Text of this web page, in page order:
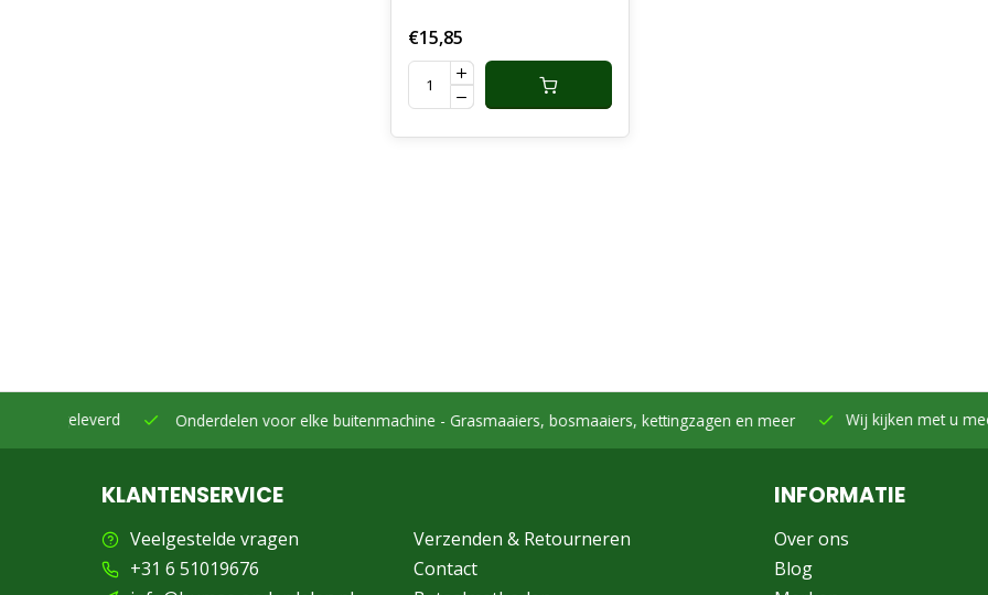
Touwen, Schommel
Industrie Werkpl
€15,85
Onderdelen voor elke buitenmachine -Grasmaaiers, bosmaaiers, kettingzagen en meer Wij kijken met u mee -
KLANTENSERVICE
Veelgestelde vragen
+31 6 51019676
Verzenden & Retourneren
Contact
INFORMATIE
Over ons
Blog